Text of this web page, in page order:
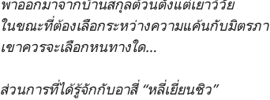
พาออกมาจากบ้านสกุลต้วนตั้งแต่เยาว์วัย
ในขณะที่ต้องเลือกระหว่างความแค้นกับมิตรภ
เขาควรจะเลือกหนทางใด…
ส่วนการที่ได้รู้จักกับอาสี่ “หลี่เยี่ยนชิว”